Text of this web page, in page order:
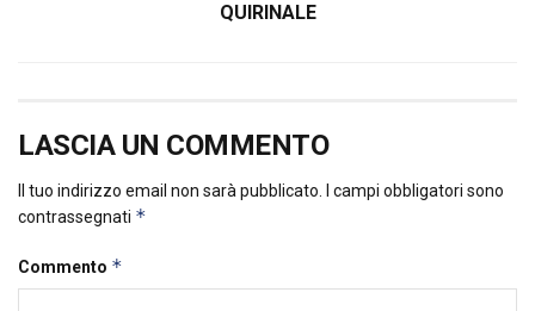
QUIRINALE
LASCIA UN COMMENTO
Il tuo indirizzo email non sarà pubblicato.
I campi obbligatori sono
contrassegnati *
Commento *